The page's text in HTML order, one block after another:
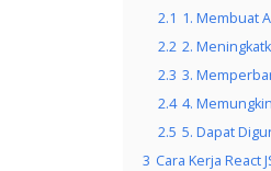
2.1 1. Membuat
2.2 2.
2.3 3.
2.4 4.
2.5 5. Dapat
3 Cara Kerja React